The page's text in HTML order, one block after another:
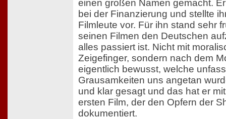
einen großen Namen gemacht.
bei der Finanzierung und stellte
Filmleute vor. Für ihn stand sehr
seinen Filmen den Deutschen
alles passiert ist. Nicht mit
Zeigefinger, sondern nach dem
eigentlich bewusst, welche
Grausamkeiten uns angetan
und klar gesagt und das hat er
ersten Film, der den Opfern der
dokumentiert.